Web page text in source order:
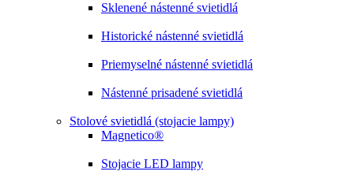
Sklenené nástenné svietidlá
Historické nástenné svietidlá
Priemyselné nástenné svietidlá
Nástenné prisadené svietidlá
Stolové svietidlá (stojacie lampy)
Magnetico®
Stojacie LED lampy